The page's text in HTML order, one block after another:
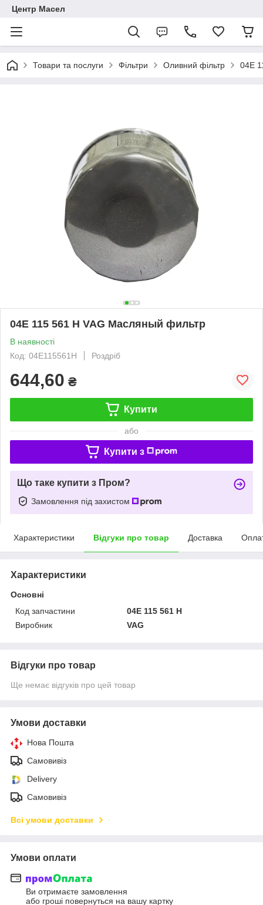
Центр Масел
Товари та послуги Фільтри Оливний фільтр 04E
04E 115 561 H VAG Масляный фильтр
В наявності
Код: 04E115561H
Роздріб
644,60 ₴
Купити
або
Купити з
Що таке купити з Пром?
Замовлення під захистом
Характеристики Відгуки про товар Доставка
Характеристики
Основні
Код запчастини
04E 115 561 H
Виробник
VAG
Відгуки про товар
Ще немає відгуків про цей товар
Умови доставки
Нова Пошта
Самовивіз
Delivery
Самовивіз
Всі умови доставки
Умови оплати
Ви отримаєте замовлення
або гроші повернуться на вашу картку